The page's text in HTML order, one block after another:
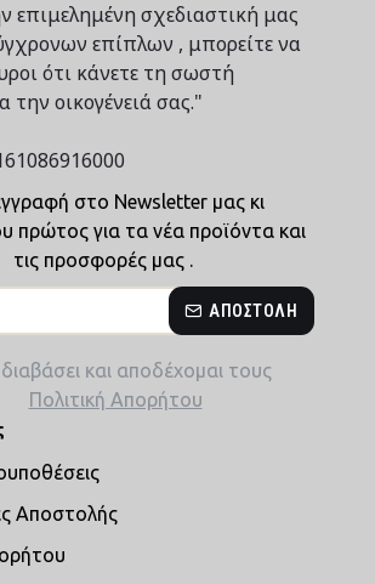
επιμελημένη σχεδιαστική μας
επίπλων , μπορείτε να
ότι κάνετε τη σωστή
την οικογένειά σας."
στο Newsletter μας κι
πρώτος για τα νέα προϊόντα και
τις προσφορές μας .
ΑΠΟΣΤΟΛΉ
και αποδέχομαι τους
Πολιτική Απορήτου
Αποστολής